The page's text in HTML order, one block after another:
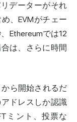
データーがそれ
、EVMがチェー
Ethereumでは12
は、さらに時間
ら開始されるだ
ドレスしか認識
ミント、投票な